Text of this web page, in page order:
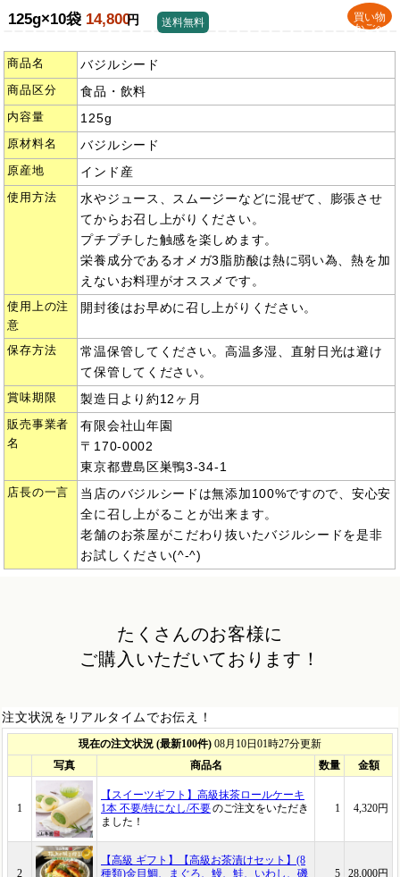
125g×10袋 14,800円
買い物
かごへ
送料無料
商品名 バジルシード
商品区分 食品・飲料
内容量 125g
原材料名 バジルシード
原産地 インド産
使用方法
水やジュース、スムージーなどに混ぜて、膨張させ
てからお召し上がりください。
プチプチした触感を楽しめます。
栄養成分であるオメガ3脂肪酸は熱に弱い為、熱を加
えないお料理がオススメです。
使用上の注
意
開封後はお早めに召し上がりください。
保存方法
常温保管してください。高温多湿、直射日光は避け
て保管してください。
賞味期限 製造日より約12ヶ月
販売事業者
名
有限会社山年園
〒170-0002
東京都豊島区巣鴨3-34-1
店長の一言
当店のバジルシードは無添加100%ですので、安心安
全に召し上がることが出来ます。
老舗のお茶屋がこだわり抜いたバジルシードを是非
お試しください(^-^)
たくさんのお客様に
ご購入いただいております！
注文状況をリアルタイムでお伝え！